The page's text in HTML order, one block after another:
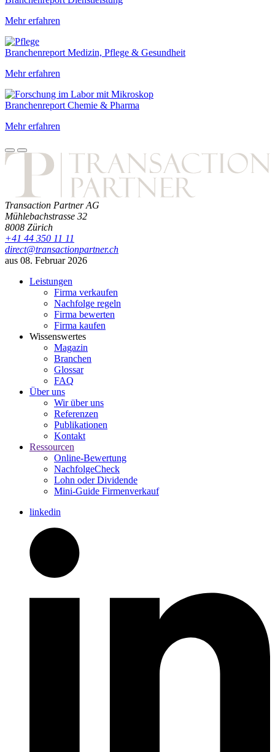
Mehr erfahren
Branchenreport Medizin, Pflege & Gesundheit
Mehr erfahren
Branchenreport Chemie & Pharma
Mehr erfahren
Transaction Partner AG
Mühlebachstrasse 32
8008 Zürich
+41 44 350 11 11
direct@transactionpartner.ch
aus 08. Februar 2026
Leistungen
Firma verkaufen
Nachfolge regeln
Firma bewerten
Firma kaufen
Wissenswertes
Magazin
Branchen
Glossar
FAQ
Über uns
Wir über uns
Referenzen
Publikationen
Kontakt
Ressourcen
Online-Bewertung
NachfolgeCheck
Lohn oder Dividende
Mini-Guide Firmenverkauf
linkedin